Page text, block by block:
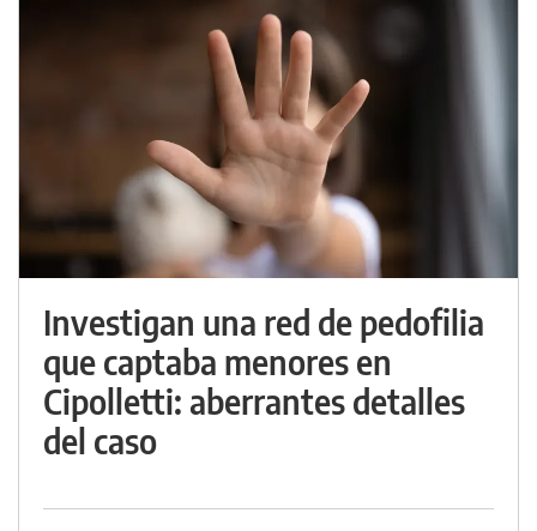
Investigan una red de pedofilia
que captaba menores en
Cipolletti: aberrantes detalles
del caso